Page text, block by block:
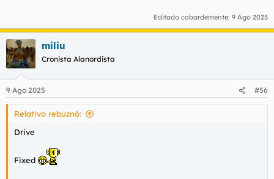
Editado cobardemente: 9 Ago 2025
miliu
Cronista Alanordista
9 Ago 2025 #56
Relativo rebuznó:
Drive
Fixed